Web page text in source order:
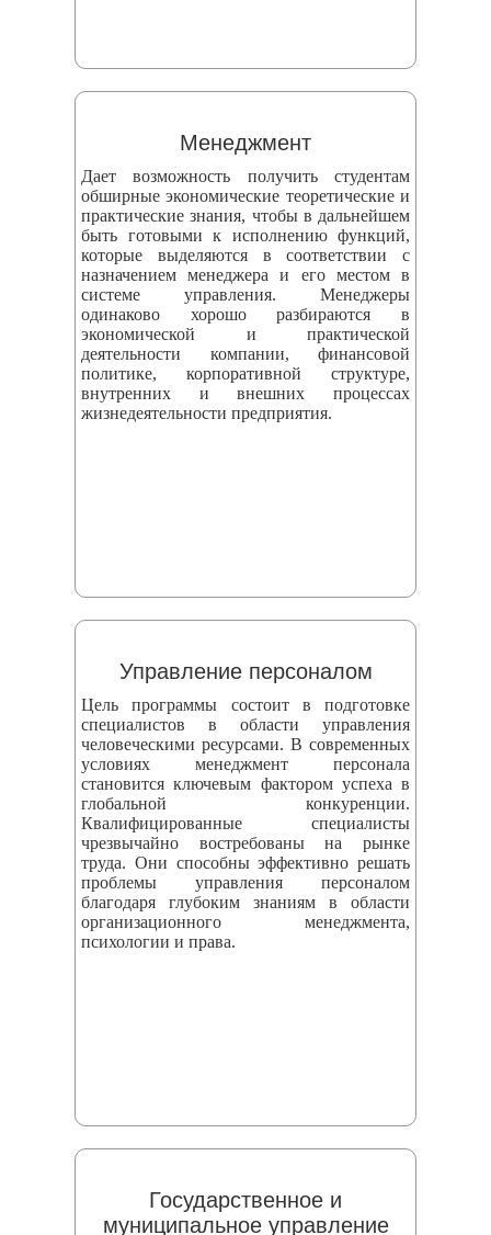
Менеджмент
Дает возможность получить студентам
обширные экономические теоретические и
практические знания, чтобы в дальнейшем
быть готовыми к исполнению функций,
которые выделяются в соответствии с
назначением менеджера и его местом в
системе управления. Менеджеры
одинаково хорошо разбираются в
экономической и практической
деятельности компании, финансовой
политике, корпоративной структуре,
внутренних и внешних процессах
жизнедеятельности предприятия.
Управление персоналом
Цель программы состоит в подготовке
специалистов в области управления
человеческими ресурсами. В современных
условиях менеджмент персонала
становится ключевым фактором успеха в
глобальной конкуренции.
Квалифицированные специалисты
чрезвычайно востребованы на рынке
труда. Они способны эффективно решать
проблемы управления персоналом
благодаря глубоким знаниям в области
организационного менеджмента,
психологии и права.
Государственное и
муниципальное управление